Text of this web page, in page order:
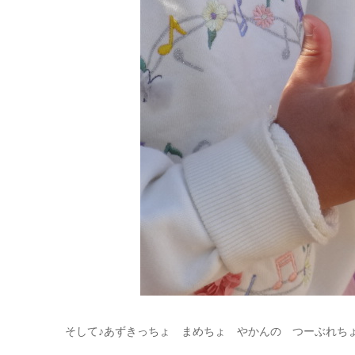
そして♪あずきっちょ まめちょ やかんの つーぶれち